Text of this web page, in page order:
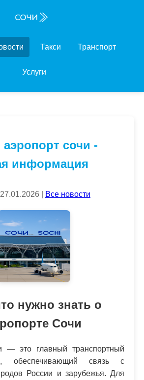
Такси Транспорт
Услуги
сочи -
информация
| Все новости
нужно знать о
Сочи
— это главный транспортный
обеспечивающий связь с
России и зарубежья. Для